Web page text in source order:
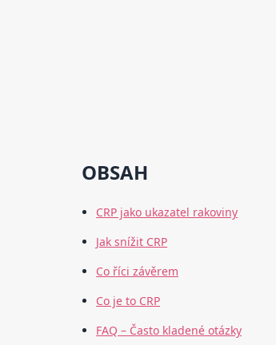
OBSAH
CRP jako ukazatel rakoviny
Jak snížit CRP
Co říci závěrem
Co je to CRP
FAQ – Často kladené otázky